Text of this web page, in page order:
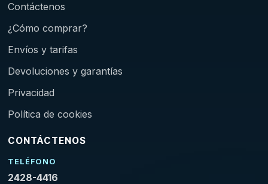
Contáctenos
¿Cómo comprar?
Envíos y tarifas
Devoluciones y garantías
Privacidad
Política de cookies
CONTÁCTENOS
TELÉFONO
2428-4416